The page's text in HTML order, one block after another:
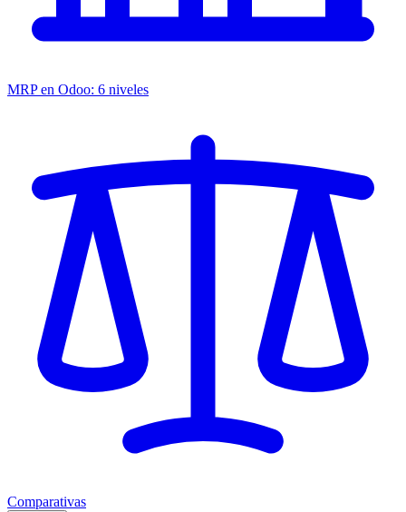
MRP en Odoo: 6 niveles
Comparativas